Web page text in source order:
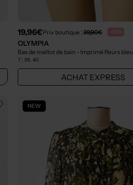
19,96€Prix boutique : 39,90€ -50%
OLYMPIA
Bas de maillot de bain - Imprimé fleurs bleu
T : 38, 40
ACHAT EXPRESS
NEW